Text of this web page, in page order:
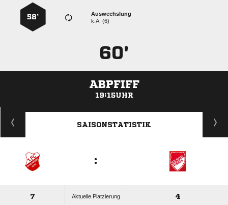
Auswechslung
k.A. (6)
58’
60'
ABPFIFF
19:15UHR
ANZEIGE
SAISONSTATISTIK
:
7 Aktuelle Platzierung 4